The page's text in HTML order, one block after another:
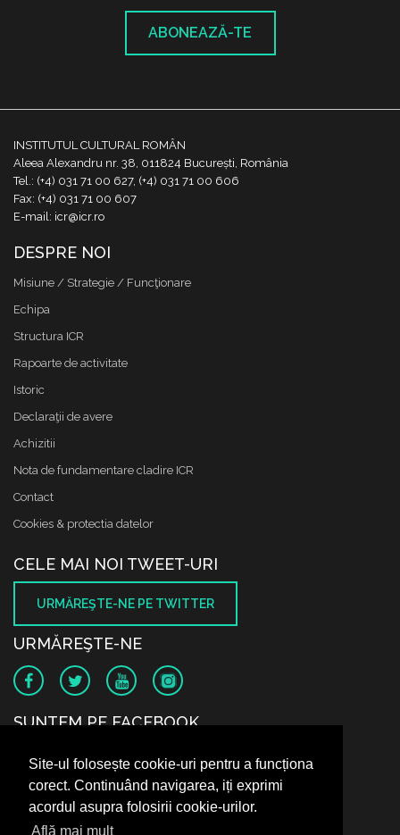
Site-ul folosește cookie-uri pentru a funcționa
corect. Continuând navigarea, iți exprimi
acordul asupra folosirii cookie-urilor.
Află mai mult
ABONEAZĂ-TE
INSTITUTUL CULTURAL ROMÂN
Aleea Alexandru nr. 38, 011824 București, România
Tel.: (+4) 031 71 00 627, (+4) 031 71 00 606
Fax: (+4) 031 71 00 607
E-mail: icr@icr.ro
DESPRE NOI
Misiune / Strategie / Funcţionare
Echipa
Structura ICR
Rapoarte de activitate
Istoric
Declaraţii de avere
Achizitii
Nota de fundamentare cladire ICR
Contact
Cookies & protectia datelor
CELE MAI NOI TWEET-URI
URMĂREŞTE-NE PE TWITTER
URMĂREŞTE-NE
SUNTEM PE FACEBOOK